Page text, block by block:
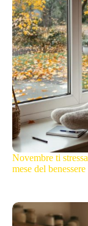
Novembre ti
mese del benessere